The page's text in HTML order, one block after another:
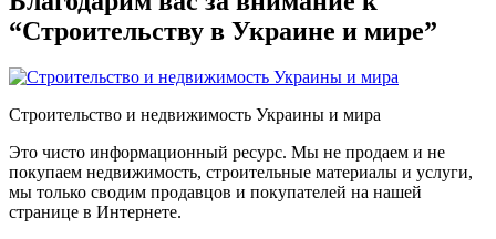
“Строительству в Украине и мире”
Строительство и недвижимость Украины и мира
Это чисто информационный ресурс. Мы не продаем и не
покупаем недвижимость, строительные материалы и услуги,
мы только сводим продавцов и покупателей на нашей
странице в Интернете.